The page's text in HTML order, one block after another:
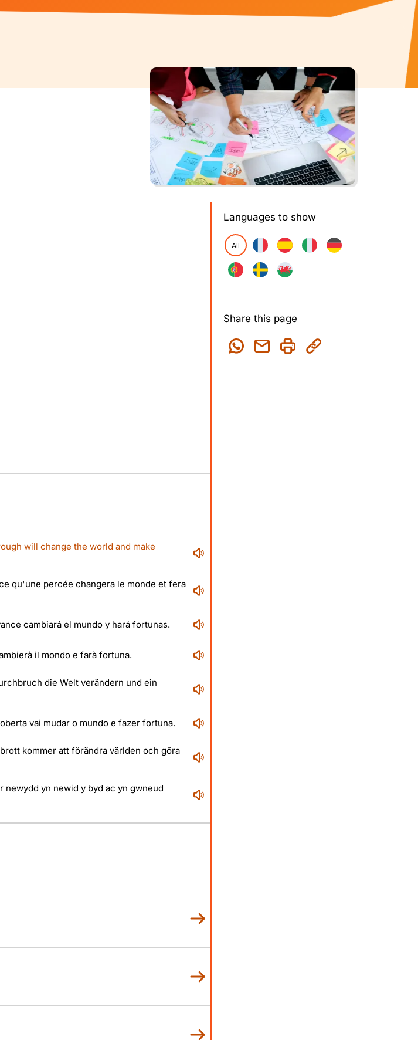
will change the world and make
qu'une percée changera le monde et fera
cambiará el mundo y hará fortunas.
il mondo e farà fortuna.
die Welt verändern und ein
vai mudar o mundo e fazer fortuna.
kommer att förändra världen och göra
yn newid y byd ac yn gwneud
Languages to show
All
Share this page